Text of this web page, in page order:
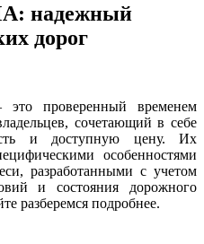
надежный
дорог
проверенный временем
сочетающий в себе
и доступную цену. Их
особенностями
разработанными с учетом
и состояния дорожного
разберемся подробнее.